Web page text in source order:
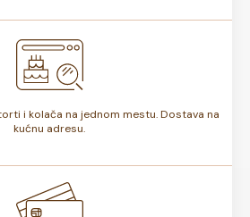
i kolača na jednom mestu. Dostava na
kućnu adresu.